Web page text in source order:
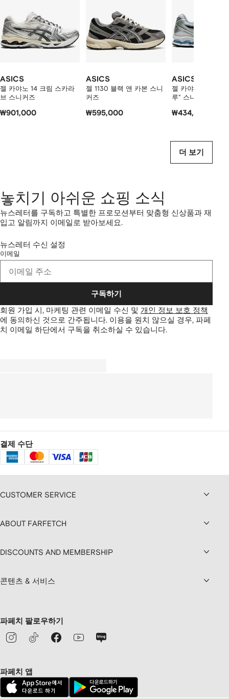
ASICS
젤 카야노 14 크림 스카라
브 스니커즈
₩901,000
ASICS
젤 1130 블랙 앤 카본 스니
커즈
₩595,000
ASICS
젤 카야노 14 "화
루" 스니커즈
₩434,000
더 보기
놓치기 아쉬운 쇼핑 소식
뉴스레터를 구독하고 특별한 프로모션부터 맞춤형 신상품과 재
입고 알림까지 이메일로 받아보세요.
뉴스레터 수신 설정
이메일
구독하기
회원 가입 시, 마케팅 관련 이메일 수신 및 개인 정보 보호 정책
에 동의하신 것으로 간주됩니다. 이용을 원치 않으실 경우, 파페
치 이메일 하단에서 구독을 취소하실 수 있습니다.
결제 수단
CUSTOMER SERVICE
ABOUT FARFETCH
DISCOUNTS AND MEMBERSHIP
콘텐츠 & 서비스
파페치 팔로우하기
파페치 앱